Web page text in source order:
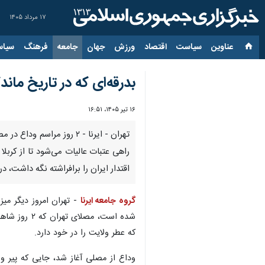
۱۷ مرداد ۱۴۰۵
عناوین‌ سیاست اقتصاد ورزش جهان جامعه فرهنگ
بدرقه‌ای که در تاریخ
۱۶ تیر ۱۴۰۵، ۱۶:۵۱